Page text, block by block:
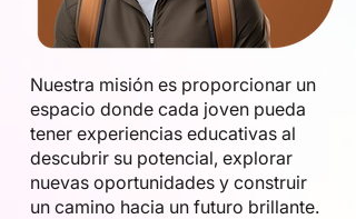
Nuestra misión es proporcionar un
espacio donde cada joven pueda
tener experiencias educativas al
descubrir su potencial, explorar
nuevas oportunidades y construir
un camino hacia un futuro brillante.